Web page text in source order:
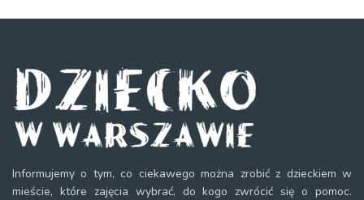
Informujemy o tym, co ciekawego można zrobić z dzieckiem w
mieście, które zajęcia wybrać, do kogo zwrócić się o pomoc.